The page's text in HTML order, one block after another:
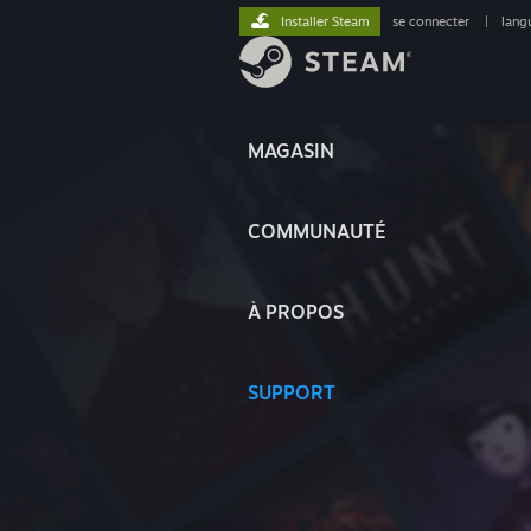
MAGASIN
COMMUNAUTÉ
À PROPOS
SUPPORT
Installer Steam se connecter